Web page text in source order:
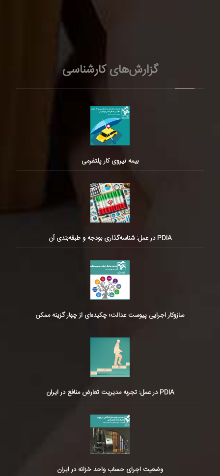
گزارش‌های کارشناسی
بیمه نیروی کار پلتفرمی
PDIA در عمل: شناسه‌گذاری بودجه و طبقه‌بندی آن
سازوکار اجرایی پیوست عدالت؛ چکیده‌ای از چهار گزینه ممکن
PDIA در عمل: تجربه مدیریت تعارض منافع در ایران
وضعیت اجرای حساب واحد خزانه در ایران